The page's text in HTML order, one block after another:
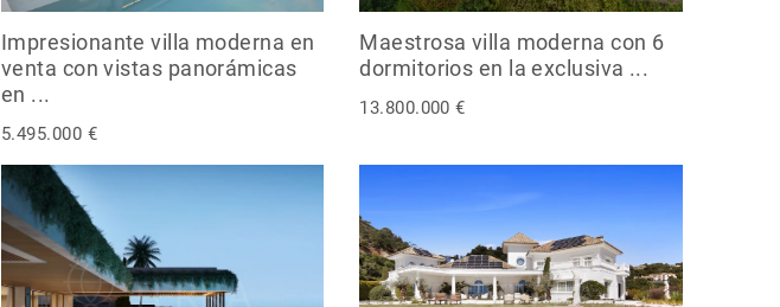
Impresionante villa moderna en
venta con vistas panorámicas
en ...
5.495.000 €
Maestrosa villa moderna con 6
dormitorios en la exclusiva ...
13.800.000 €